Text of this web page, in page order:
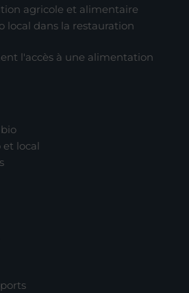
agricole et alimentaire
local dans la restauration
l'accès à une alimentation
et local